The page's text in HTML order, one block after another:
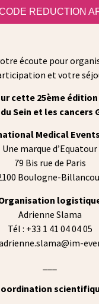
REDUCTION
écoute pour
et votre
cette 25ème édition
Sein et les cancers
Medical
Une marque d’Equatour
79 Bis rue de Paris
Boulogne-
Adrienne Slama
Tél : +33 1 41 04 04 05